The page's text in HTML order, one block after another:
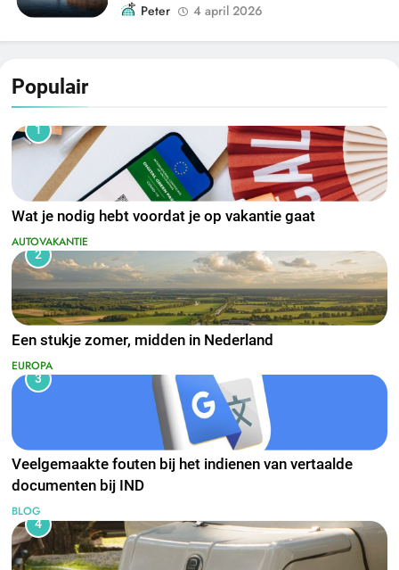
Peter
4 april 2026
Populair
1
Wat je nodig hebt voordat je op vakantie gaat
AUTOVAKANTIE
2
Een stukje zomer, midden in Nederland
EUROPA
3
Veelgemaakte fouten bij het indienen van vertaalde
documenten bij IND
BLOG
4